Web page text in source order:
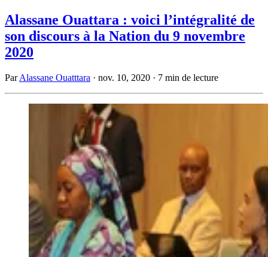
Alassane Ouattara : voici l’intégralité de
son discours à la Nation du 9 novembre
2020
ParAlassane Ouatttara · nov. 10, 2020 · 7 min de lecture